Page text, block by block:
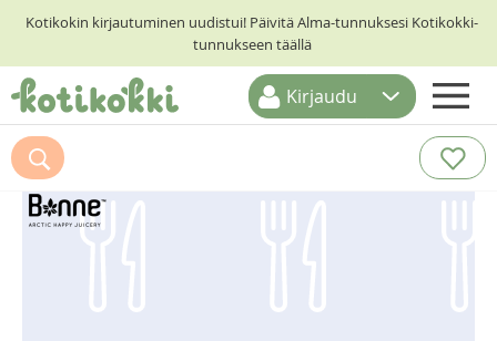
Kotikokin kirjautuminen uudistui! Päivitä Alma-tunnuksesi Kotikokki-
tunnukseen täällä
ETUSIVU
RESEPTIHAKU
RUOKATEEMAT
Kirjaudu
Suosittelemme myös